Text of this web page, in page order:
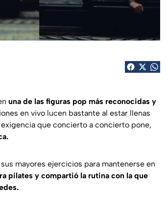
una de las figuras pop más reconocidas y
en vivo lucen bastante al estar llenas
que concierto a concierto pone,
mayores ejercicios para mantenerse en
pilates y compartió la rutina con la que